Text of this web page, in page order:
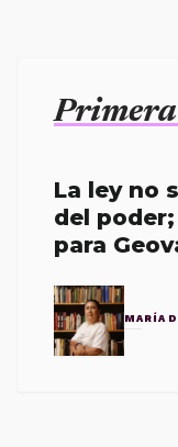
La ley no
del
para
MARÍA